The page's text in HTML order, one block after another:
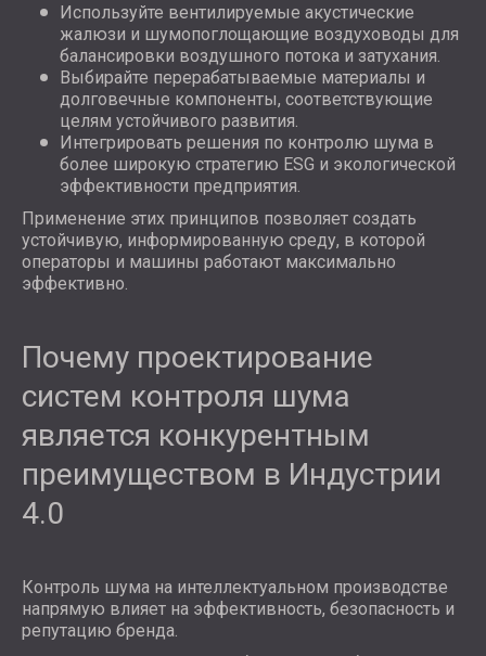
Используйте вентилируемые акустические
жалюзи и шумопоглощающие воздуховоды для
балансировки воздушного потока и затухания.
Выбирайте перерабатываемые материалы и
долговечные компоненты, соответствующие
целям устойчивого развития.
Интегрировать решения по контролю шума в
более широкую стратегию ESG и экологической
эффективности предприятия.
Применение этих принципов позволяет создать
устойчивую, информированную среду, в которой
операторы и машины работают максимально
эффективно.
Почему проектирование
систем контроля шума
является конкурентным
преимуществом в Индустрии
4.0
Контроль шума на интеллектуальном производстве
напрямую влияет на эффективность, безопасность и
репутацию бренда.